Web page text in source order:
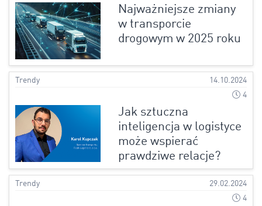
Najważniejsze zmiany
w transporcie
drogowym w 2025 roku
Trendy
14.10.2024
4
Jak sztuczna
inteligencja w logistyce
może wspierać
prawdziwe relacje?
Trendy
29.02.2024
4